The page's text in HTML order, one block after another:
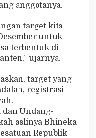
anggotanya.
target kita
untuk
terbentuk di
ujarnya.
target yang
registrasi
dan Undang-
aslinya Bhineka
Republik